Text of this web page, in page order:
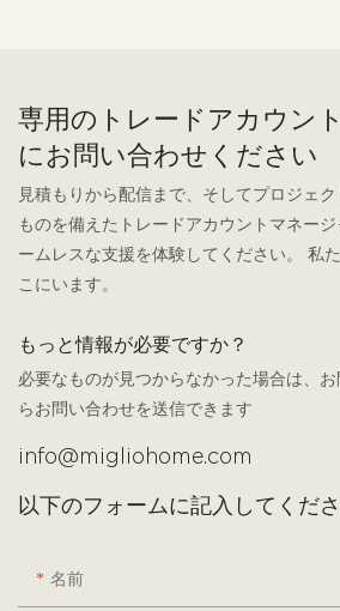
専用のトレードアカウン
にお問い合わせください
見積もりから配信まで、そしてプロジェク
ものを備えたトレードアカウントマネージ
ームレスな支援を体験してください。 私
こにいます。
もっと情報が必要ですか？
必要なものが見つからなかった場合は、
らお問い合わせを送信できます
info@migliohome.com
以下のフォームに記入してくださ
名前